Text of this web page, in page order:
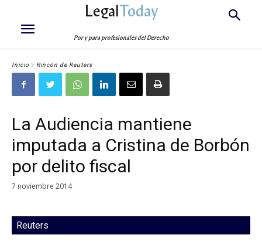
LegalToday
Por y para profesionales del Derecho
Inicio Rincón de Reuters
La Audiencia mantiene
imputada a Cristina de Borbón
por delito fiscal
7 noviembre 2014
Reuters